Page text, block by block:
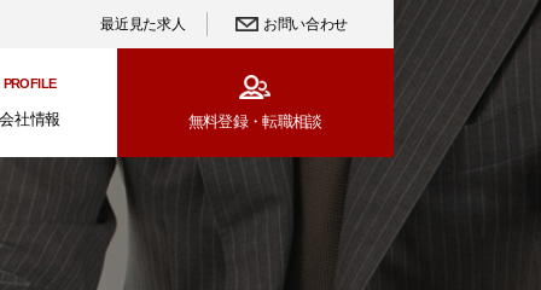
最近見た求人 お問い合わせ
PROFILE
会社情報 無料登録・転職相談